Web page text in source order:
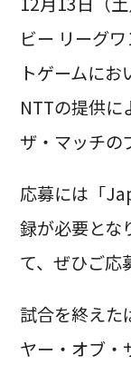
ビー リーグ
トゲームに
NTTの提供に
ザ・マッチの
応募には「
録が必要とな
て、ぜひご応
試合を終えた
ヤー・オブ・